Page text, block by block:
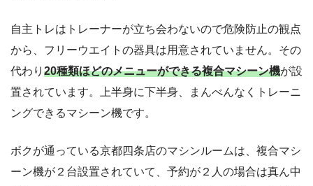
自主トレはトレーナーが立ち会わないので危険防止の観点
から、フリーウエイトの器具は用意されていません。その
代わり 20種類ほどのメニューができる複合マシーン機が設
置されています。上半身に下半身、まんべんなくトレーニ
ングできるマシーン機です。
ボクが通っている京都四条店のマシンルームは、複合マシ
ーン機が２台設置されていて、予約が２人の場合は真ん中